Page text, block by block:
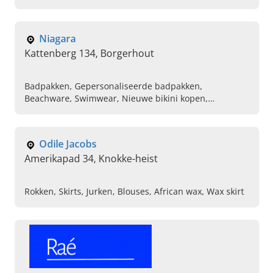
Niagara
Kattenberg 134, Borgerhout
Badpakken, Gepersonaliseerde badpakken,
Beachware, Swimwear, Nieuwe bikini kopen,
Odile Jacobs
Amerikapad 34, Knokke-heist
Rokken, Skirts, Jurken, Blouses, African wax, Wax skirt